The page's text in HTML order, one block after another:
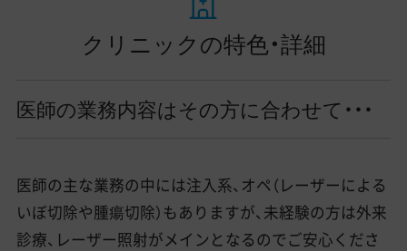
クリニックの特色・詳細
医師の業務内容はその方に合わせて・・・
医師の主な業務の中には注入系、オペ（レーザーによる
いぼ切除や腫瘍切除）もありますが、未経験の方は外来
診療、レーザー照射がメインとなるのでご安心くださ